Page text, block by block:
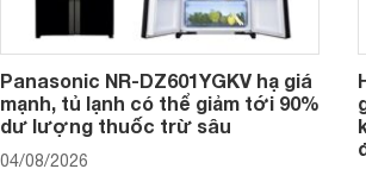
Panasonic NR-DZ601YGKV hạ giá
mạnh, tủ lạnh có thể giảm tới 90%
dư lượng thuốc trừ sâu
04/08/2026